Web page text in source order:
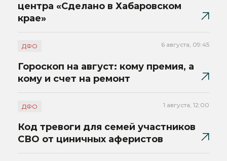
центра «Сделано в Хабаровском
крае»
ДФО 6 августа, 09:45
Гороскоп на август: кому премия, а
кому и счет на ремонт
ДФО 1 августа, 12:00
Код тревоги для семей участников
СВО от циничных аферистов